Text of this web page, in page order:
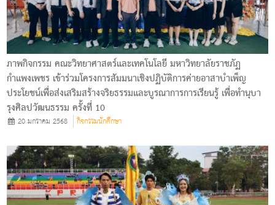
ภาพกิจกรรม คณะวิทยาศาสตร์และเทคโนโลยี มหาวิทยาลัยราชภัฏ
กำแพงเพชร เข้าร่วมโครงการสัมมนาเชิงปฏิบัติการค่ายอาสาบำเพ็ญ
ประโยชน์เพื่อส่งเสริมสร้างจริยธรรมและบูรณาการการเรียนรู้ เพื่อทำนุบา
รุงศิลปวัฒนธรรม ครั้งที่ 10
20 มกราคม 2568 กิจกรรมนักศึกษา